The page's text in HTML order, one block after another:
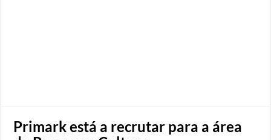
Primark está a recrutar para a área